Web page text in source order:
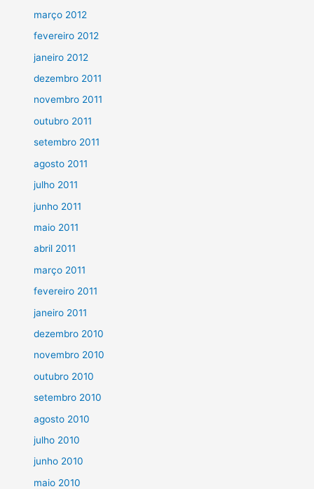
março 2012
fevereiro 2012
janeiro 2012
dezembro 2011
novembro 2011
outubro 2011
setembro 2011
agosto 2011
julho 2011
junho 2011
maio 2011
abril 2011
março 2011
fevereiro 2011
janeiro 2011
dezembro 2010
novembro 2010
outubro 2010
setembro 2010
agosto 2010
julho 2010
junho 2010
maio 2010